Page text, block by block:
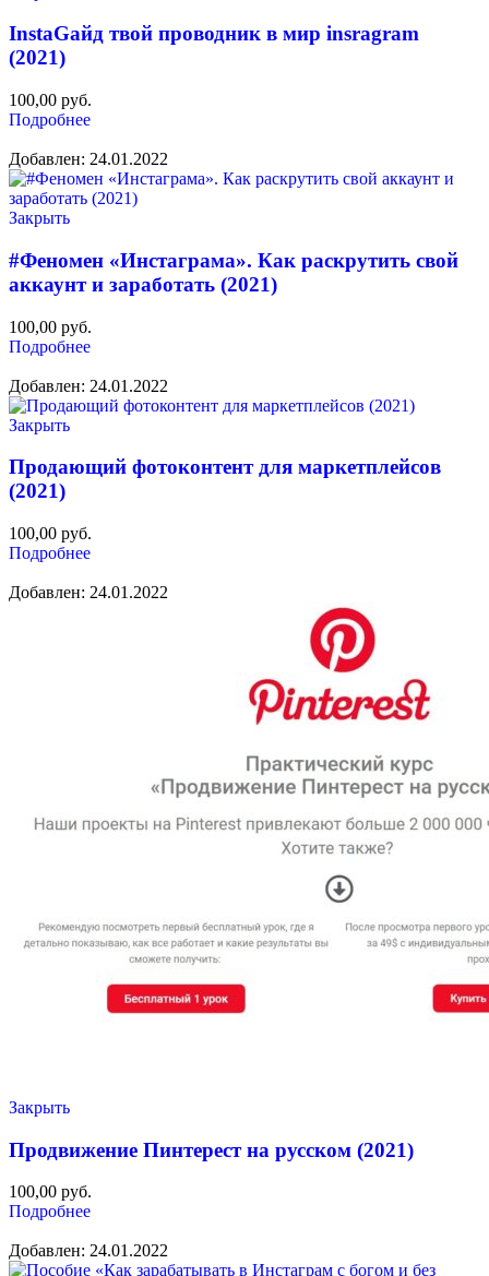
InstaGайд твой проводник в мир insragram
(2021)
100,00 руб.
Подробнее
Добавлен: 24.01.2022
Закрыть
#Феномен «Инстаграма». Как раскрутить свой
аккаунт и заработать (2021)
100,00 руб.
Подробнее
Добавлен: 24.01.2022
Закрыть
Продающий фотоконтент для маркетплейсов
(2021)
100,00 руб.
Подробнее
Добавлен: 24.01.2022
Закрыть
Продвижение Пинтерест на русском (2021)
100,00 руб.
Подробнее
Добавлен: 24.01.2022